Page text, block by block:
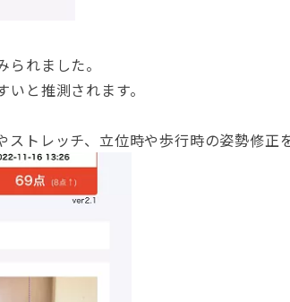
れました。
と推測されます。
トレッチ、立位時や歩行時の姿勢修正